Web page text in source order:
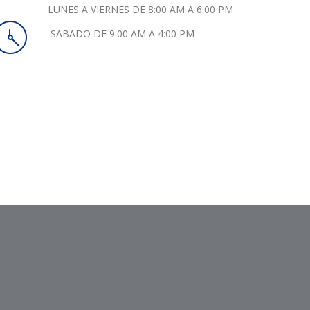
LUNES A VIERNES DE 8:00 AM A 6:00 PM
SABADO DE 9:00 AM A 4:00 PM